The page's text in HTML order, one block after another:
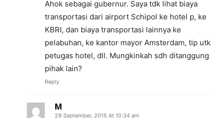
Ahok sebagai gubernur. Saya tdk lihat biaya
transportasi dari airport Schipol ke hotel p, ke
KBRI, dan biaya transportasi lainnya ke
pelabuhan, ke kantor mayor Amsterdam, tip utk
petugas hotel, dll. Mungkinkah sdh ditanggung
pihak lain?
Reply
M
29 September, 2015 At 10:34 am